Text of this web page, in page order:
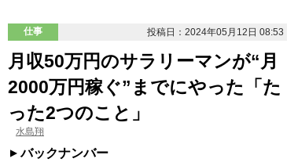
仕事 投稿日：2024年05月12日 08:53
月収50万円のサラリーマンが“月
2000万円稼ぐ”までにやった「た
った2つのこと」
水島翔
バックナンバー